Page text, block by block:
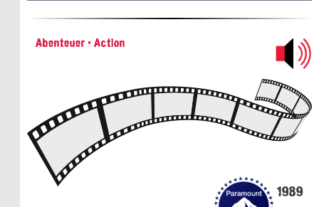
Historie:
Mythen, Märchen & Legenden (2025)
Sightseeing:
Die Eifel entdecken
Abenteuer • Action
1989